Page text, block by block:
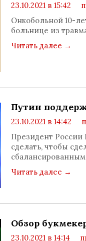
23.10.2021 в 15:42
Онкобольной 10-
больнице из
Читать далее →
Путин
23.10.2021 в 14:42
Президент России
сделать, чтобы
Читать далее →
Обзор
23.10.2021 в 14:14